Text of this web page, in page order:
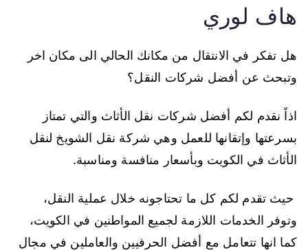
هاف لوري
هل تفكر في الانتقال من مكانك الحالي الى مكان اخر
وتبحث عن أفضل شركات النقل؟
اذاً نقدم لكم أفضل شركات نقل الأثاث والتي تمتاز
بسرعتها وإتقانها للعمل وهي شركة نقل الشويخ لنقل
الأثاث في الكويت وبأسعار منافسة ومناسبة.
حيث تقدم لكم كل ما تحتاجونه خلال عملية النقل،
وتوفر الخدمات اللازمة لجميع المواطنين في الكويت،
كما انها تتعامل مع أفضل الحرفيين والعاملين في مجال